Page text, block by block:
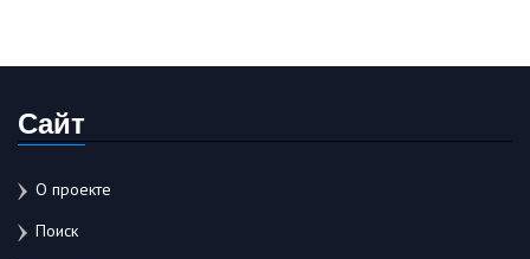
Сайт
О проекте
Поиск